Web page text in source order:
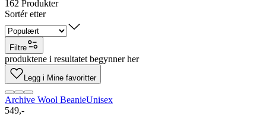
162 Produkter
Sortér etter
Filtre
produktene i resultatet begynner her
Legg i Mine favoritter
Archive Wool BeanieUnisex
549,-